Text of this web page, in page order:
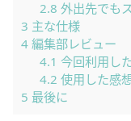
2.8 外出先でも
3 主な仕様
4 編集部レビュー
4.1 今回利用し
4.2 使用した感
5 最後に